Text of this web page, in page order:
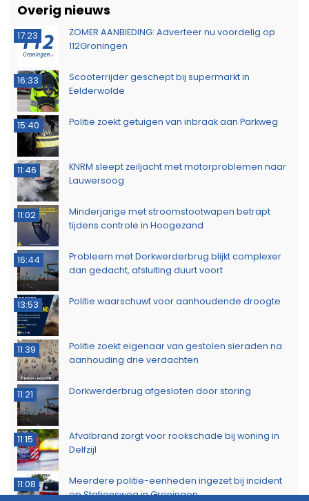
Overig nieuws
17:23
ZOMER AANBIEDING: Adverteer nu voordelig op
112Groningen
16:33
Scooterrijder geschept bij supermarkt in
Eelderwolde
15:40 Politie zoekt getuigen van inbraak aan Parkweg
11:46
KNRM sleept zeiljacht met motorproblemen naar
Lauwersoog
11:02
Minderjarige met stroomstootwapen betrapt
tijdens controle in Hoogezand
16:44
Probleem met Dorkwerderbrug blijkt complexer
dan gedacht, afsluiting duurt voort
13:53 Politie waarschuwt voor aanhoudende droogte
11:39
Politie zoekt eigenaar van gestolen sieraden na
aanhouding drie verdachten
11:21 Dorkwerderbrug afgesloten door storing
11:15
Afvalbrand zorgt voor rookschade bij woning in
Delfzijl
11:08
Meerdere politie-eenheden ingezet bij incident
op Stationsweg in Groningen